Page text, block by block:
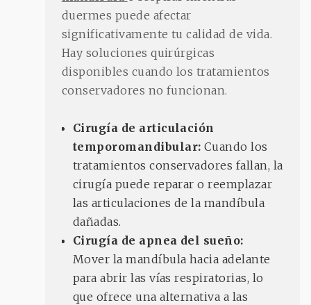
duermes puede afectar
significativamente tu calidad de vida.
Hay soluciones quirúrgicas
disponibles cuando los tratamientos
conservadores no funcionan.
Cirugía de articulación
temporomandibular: Cuando los
tratamientos conservadores fallan, la
cirugía puede reparar o reemplazar
las articulaciones de la mandíbula
dañadas.
Cirugía de apnea del sueño:
Mover la mandíbula hacia adelante
para abrir las vías respiratorias, lo
que ofrece una alternativa a las